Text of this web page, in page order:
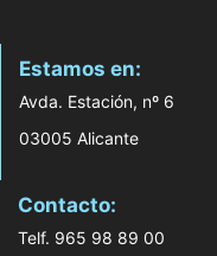
Estamos en:
Avda. Estación, nº 6
03005 Alicante
Contacto:
Telf. 965 98 89 00